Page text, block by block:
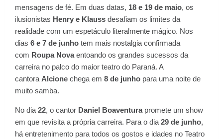
mensagens de fé. Em duas datas, 18 e 19 de maio, os
ilusionistas Henry e Klauss desafiam os limites da
realidade com um espetáculo literalmente mágico. Nos
dias 6 e 7 de junho tem mais nostalgia confirmada
com Roupa Novaentoando os grandes sucessos da
carreira no palco do maior teatro do Paraná. A
cantora Alcione chega em 8 de junho para uma noite de
muito samba.
No dia 22, o cantor Daniel Boaventurapromete um show
em que revisita a própria carreira. Para o dia 29 de junho,
há entretenimento para todos os gostos e idades no Teatro